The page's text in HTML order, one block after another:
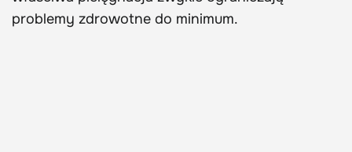
problemy zdrowotne do minimum.